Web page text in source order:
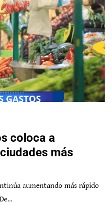
coloca a
más
aumentando más rápido